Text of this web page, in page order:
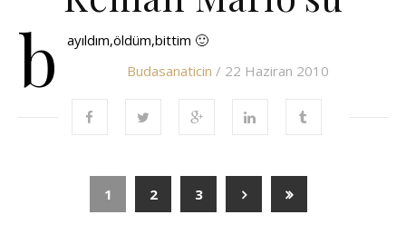
b
ayıldım,öldüm,bittim 🙂
Budasanaticin / 22 Haziran 2010
1 2 3